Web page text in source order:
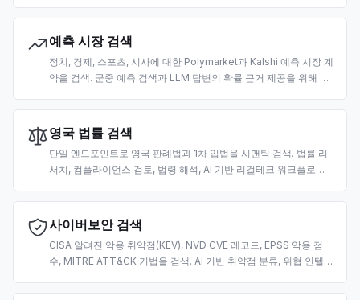
예측 시장 검색
정치, 경제, 스포츠, 시사에 대한 Polymarket과 Kalshi 예측 시장 계
약을 검색. 군중 예측 검색과 LLM 답변의 확률 근거 제공을 위해 제
영국 법률 검색
단일 엔드포인트로 영국 판례법과 1차 입법을 시맨틱 검색. 법률 리
서치, 컴플라이언스 검토, 법령 해석, AI 기반 리걸테크 워크플로를
사이버보안 검색
CISA 알려진 악용 취약점(KEV), NVD CVE 레코드, EPSS 악용 점
수, MITRE ATT&CK 기법을 검색. AI 기반 취약점 분류, 위협 인텔리